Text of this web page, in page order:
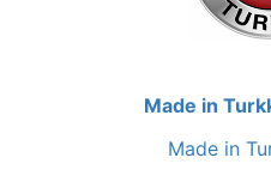
Made in
Made in